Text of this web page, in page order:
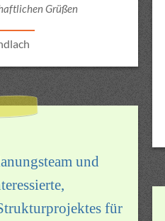
Grüßen
und
für
Statistik Cookies
Informationen helfen
Name:
Anbieter:
Barrow Street, Dublin 4,
Zweck: